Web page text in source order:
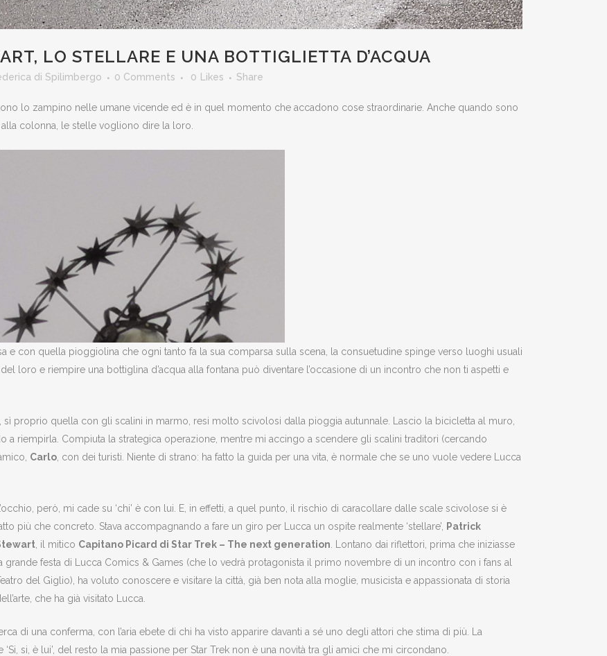
LO STELLARE E UNA BOTTIGLIETTA D’ACQUA
di Spilimbergo 0 Comments 0 Likes Share
lo zampino nelle umane vicende ed è in quel momento che accadono cose straordinarie. Anche quando sono
colonna, le stelle vogliono dire la loro.
e con quella pioggiolina che ogni tanto fa la sua comparsa sulla scena, la consuetudine spinge verso luoghi usuali
loro e riempire una bottiglina d’acqua alla fontana può diventare l’occasione di un incontro che non ti aspetti e
, sì proprio quella con gli scalini in marmo, resi molto scivolosi dalla pioggia autunnale. Lascio la bicicletta al muro,
a riempirla. Compiuta la strategica operazione, mentre mi accingo a scendere gli scalini traditori (cercando
Carlo , con dei turisti. Niente di strano: ha fatto la guida per una vita, è normale che se uno vuole vedere Lucca
L’occhio, però, mi cade su ‘chi’ è con lui. E, in effetti, a quel punto, il rischio di caracollare dalle scale scivolose si è
più che concreto. Stava accompagnando a fare un giro per Lucca un ospite realmente ‘stellare’,
Patrick
, il mitico Capitano Picard di Star Trek – The next generation . Lontano dai riflettori, prima che iniziasse
grande festa di Lucca Comics & Games (che lo vedrà protagonista il primo novembre di un incontro con i fans al
del Giglio), ha voluto conoscere e visitare la città, già ben nota alla moglie, musicista e appassionata di storia
che ha già visitato Lucca.
di una conferma, con l’aria ebete di chi ha visto apparire davanti a sé uno degli attori che stima di più. La
si, è lui’, del resto la mia passione per Star Trek non è una novità tra gli amici che mi circondano.